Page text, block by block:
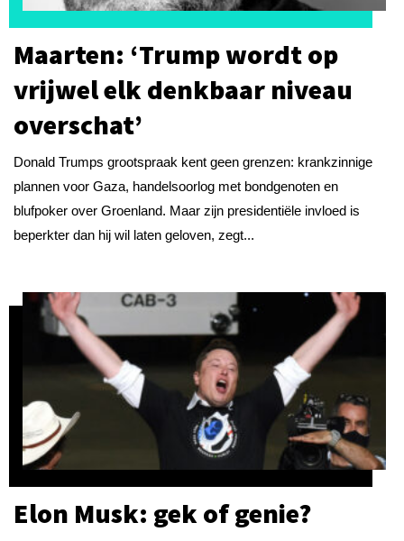
Maarten: ‘Trump wordt op
vrijwel elk denkbaar niveau
overschat’
Donald Trumps grootspraak kent geen grenzen: krankzinnige
plannen voor Gaza, handelsoorlog met bondgenoten en
blufpoker over Groenland. Maar zijn presidentiële invloed is
beperkter dan hij wil laten geloven, zegt...
Elon Musk: gek of genie?